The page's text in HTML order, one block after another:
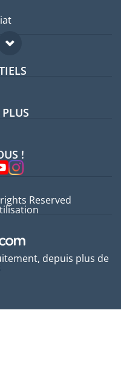
!
depuis plus de
Reserved